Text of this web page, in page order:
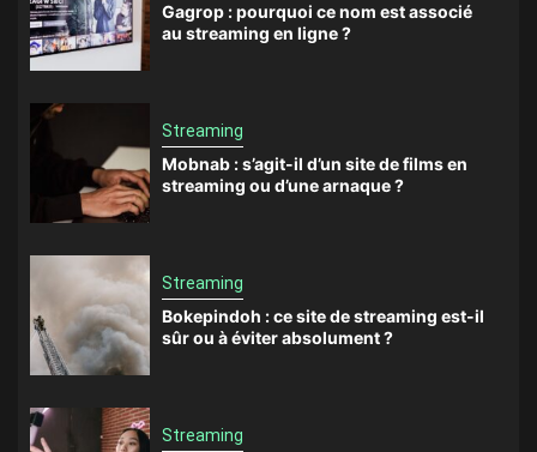
Gagrop : pourquoi ce nom est associé
au streaming en ligne ?
Streaming
Mobnab : s’agit-il d’un site de films en
streaming ou d’une arnaque ?
Streaming
Bokepindoh : ce site de streaming est-il
sûr ou à éviter absolument ?
Streaming